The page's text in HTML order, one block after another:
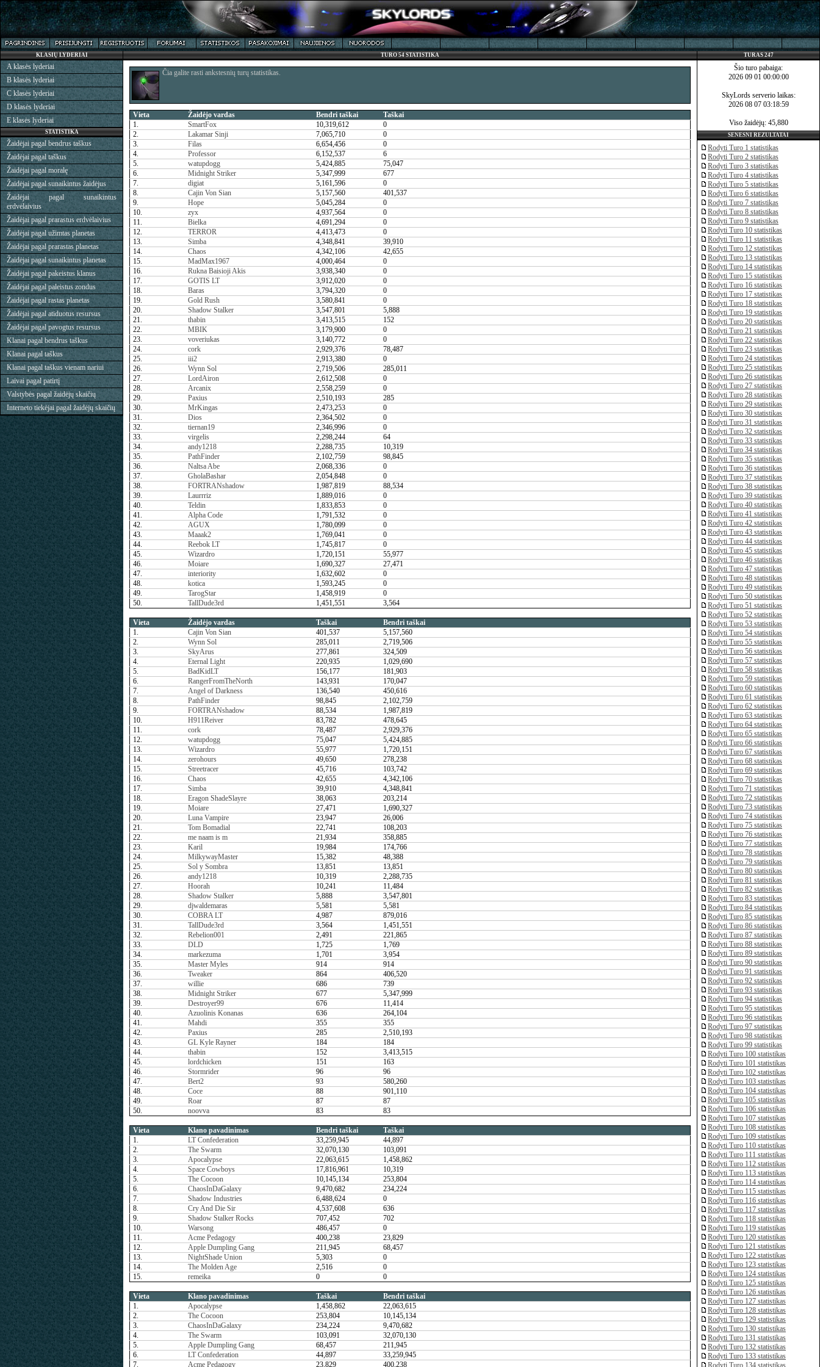
TURO 54 STATISTIKA
Čia galite rasti ankstesnių turų statistikas.
Vieta Žaidėjo vardas Bendri taškai
Taškai
1.
SmartFox 10,319,612
0
2.
Lakamar Sinji 7,065,710
0
3.
Filas 6,654,456
0
4.
Professor 6,152,537
6
5.
watupdogg 5,424,885
75,047
6.
Midnight Striker 5,347,999
677
7.
digiat 5,161,596
0
8.
Cajin Von Sian 5,157,560
401,537
9.
Hope 5,045,284
0
10.
zyx 4,937,564
0
11.
Bielka 4,691,294
0
12.
TERROR 4,413,473
0
13.
Simba 4,348,841
39,910
14.
Chaos 4,342,106
42,655
15.
MadMax1967 4,000,464
0
16.
Rukna Baisioji Akis 3,938,340
0
17.
GOTIS LT 3,912,020
0
18.
Baras 3,794,320
0
19.
Gold Rush 3,580,841
0
20.
Shadow Stalker 3,547,801
5,888
21.
thabin 3,413,515
152
22.
MBIK 3,179,900
0
23.
voveriukas 3,140,772
0
24.
cork 2,929,376
78,487
25.
iii2 2,913,380
0
26.
Wynn Sol 2,719,506
285,011
27.
LordAiron 2,612,508
0
28.
Arcanix 2,558,259
0
29.
Paxius 2,510,193
285
30.
MrKingas 2,473,253
0
31.
Dios 2,364,502
0
32.
tiernan19 2,346,996
0
33.
virgelis 2,298,244
64
34.
andy1218 2,288,735
10,319
35.
PathFinder 2,102,759
98,845
36.
Naltsa Abe 2,068,336
0
37.
GholaBashar 2,054,848
0
38.
FORTRANshadow 1,987,819
88,534
39.
Laurrriz 1,889,016
0
40.
Teldin 1,833,853
0
41.
Alpha Code 1,791,532
0
42.
AGUX 1,780,099
0
43.
Maaak2 1,769,041
0
44.
Reebok LT 1,745,817
0
45.
Wizardro 1,720,151
55,977
46.
Moiare 1,690,327
27,471
47.
interiority 1,632,602
0
48.
kotica 1,593,245
0
49.
TarogStar 1,458,919
0
50.
TallDude3rd 1,451,551 3,564
Vieta Žaidėjo vardas Taškai
Bendri taškai
1.
Cajin Von Sian 401,537
5,157,560
2.
Wynn Sol 285,011
2,719,506
3.
SkyArus 277,861
324,509
4.
Eternal Light 220,935
1,029,690
5.
BadKidLT 156,177
181,903
6.
RangerFromTheNorth 143,931
170,047
7.
Angel of Darkness 136,540
450,616
8.
PathFinder 98,845
2,102,759
9.
FORTRANshadow 88,534
1,987,819
10.
H911Reiver 83,782
478,645
11.
cork 78,487
2,929,376
12.
watupdogg 75,047
5,424,885
13.
Wizardro 55,977
1,720,151
14.
zerohours 49,650
278,238
15.
Streetracer 45,716
103,742
16.
Chaos 42,655
4,342,106
17.
Simba 39,910
4,348,841
18.
Eragon ShadeSlayre 38,063
203,214
19.
Moiare 27,471
1,690,327
20.
Luna Vampire 23,947
26,006
21.
Tom Bomadial 22,741
108,203
22.
me naam is m 21,934
358,885
23.
Karil 19,984
174,766
24.
MilkywayMaster 15,382
48,388
25.
Sol y Sombra 13,851
13,851
26.
andy1218 10,319
2,288,735
27.
Hoorah 10,241
11,484
28.
Shadow Stalker 5,888
3,547,801
29.
djwaldemaras 5,581
5,581
30.
COBRA LT 4,987
879,016
31.
TallDude3rd 3,564
1,451,551
32.
Rebelion001 2,491
221,865
33.
DLD 1,725
1,769
34.
markezuma 1,701
3,954
35.
Master Myles 914
914
36.
Tweaker 864
406,520
37.
willie 686
739
38.
Midnight Striker 677
5,347,999
39.
Destroyer99 676
11,414
40.
Azuolinis Konanas 636
264,104
41.
Mahdi 355
355
42.
Paxius 285
2,510,193
43.
GL Kyle Rayner 184
184
44.
thabin 152
3,413,515
45.
lordchicken 151
163
46.
Stormrider 96
96
47.
Bert2 93
580,260
48.
Coce 88
901,110
49.
Roar 87
87
50.
noovva 83 83
Vieta Klano pavadinimas Bendri taškai
Taškai
1.
LT Confederation 33,259,945
44,897
2.
The Swarm 32,070,130
103,091
3.
Apocalypse 22,063,615
1,458,862
4.
Space Cowboys 17,816,961
10,319
5.
The Cocoon 10,145,134
253,804
6.
ChaosInDaGalaxy 9,470,682
234,224
7.
Shadow Industries 6,488,624
0
8.
Cry And Die Sir 4,537,608
636
9.
Shadow Stalker Rocks 707,452
702
10.
Warsong 486,457
0
11.
Acme Pedagogy 400,238
23,829
12.
Apple Dumpling Gang 211,945
68,457
13.
NightShade Union 5,303
0
14.
The Molden Age 2,516
0
15.
remeika 0 0
Vieta Klano pavadinimas Taškai
Bendri taškai
1.
Apocalypse 1,458,862
22,063,615
2.
The Cocoon 253,804
10,145,134
3.
ChaosInDaGalaxy 234,224
9,470,682
4.
The Swarm 103,091
32,070,130
5.
Apple Dumpling Gang 68,457
211,945
6.
LT Confederation 44,897
33,259,945
7.
Acme Pedagogy 23,829 400,238
KLASIŲ LYDERIAI
A klasės lyderiai
B klasės lyderiai
C klasės lyderiai
D klasės lyderiai
E klasės lyderiai
STATISTIKA
Žaidėjai pagal bendrus taškus
Žaidėjai pagal taškus
Žaidėjai pagal moralę
Žaidėjai pagal sunaikintus žaidėjus
Žaidėjai pagal sunaikintus
erdvėlaivius
Žaidėjai pagal prarastus erdvėlaivius
Žaidėjai pagal užimtas planetas
Žaidėjai pagal prarastas planetas
Žaidėjai pagal sunaikintus planetas
Žaidėjai pagal pakeistus klanus
Žaidėjai pagal paleistus zondus
Žaidėjai pagal rastas planetas
Žaidėjai pagal atiduotus resursus
Žaidėjai pagal pavogtus resursus
Klanai pagal bendrus taškus
Klanai pagal taškus
Klanai pagal taškus vienam nariui
Laivai pagal patirtį
Valstybės pagal žaidėjų skaičių
Interneto tiekėjai pagal žaidėjų skaičių
TURAS 247
Šio turo pabaiga:
2026 09 01 00:00:00
SkyLords serverio laikas:
2026 08 07 03:18:59
Viso žaidėjų: 45,880
SENESNI REZULTATAI
Rodyti Turo 1 statistikas
Rodyti Turo 2 statistikas
Rodyti Turo 3 statistikas
Rodyti Turo 4 statistikas
Rodyti Turo 5 statistikas
Rodyti Turo 6 statistikas
Rodyti Turo 7 statistikas
Rodyti Turo 8 statistikas
Rodyti Turo 9 statistikas
Rodyti Turo 10 statistikas
Rodyti Turo 11 statistikas
Rodyti Turo 12 statistikas
Rodyti Turo 13 statistikas
Rodyti Turo 14 statistikas
Rodyti Turo 15 statistikas
Rodyti Turo 16 statistikas
Rodyti Turo 17 statistikas
Rodyti Turo 18 statistikas
Rodyti Turo 19 statistikas
Rodyti Turo 20 statistikas
Rodyti Turo 21 statistikas
Rodyti Turo 22 statistikas
Rodyti Turo 23 statistikas
Rodyti Turo 24 statistikas
Rodyti Turo 25 statistikas
Rodyti Turo 26 statistikas
Rodyti Turo 27 statistikas
Rodyti Turo 28 statistikas
Rodyti Turo 29 statistikas
Rodyti Turo 30 statistikas
Rodyti Turo 31 statistikas
Rodyti Turo 32 statistikas
Rodyti Turo 33 statistikas
Rodyti Turo 34 statistikas
Rodyti Turo 35 statistikas
Rodyti Turo 36 statistikas
Rodyti Turo 37 statistikas
Rodyti Turo 38 statistikas
Rodyti Turo 39 statistikas
Rodyti Turo 40 statistikas
Rodyti Turo 41 statistikas
Rodyti Turo 42 statistikas
Rodyti Turo 43 statistikas
Rodyti Turo 44 statistikas
Rodyti Turo 45 statistikas
Rodyti Turo 46 statistikas
Rodyti Turo 47 statistikas
Rodyti Turo 48 statistikas
Rodyti Turo 49 statistikas
Rodyti Turo 50 statistikas
Rodyti Turo 51 statistikas
Rodyti Turo 52 statistikas
Rodyti Turo 53 statistikas
Rodyti Turo 54 statistikas
Rodyti Turo 55 statistikas
Rodyti Turo 56 statistikas
Rodyti Turo 57 statistikas
Rodyti Turo 58 statistikas
Rodyti Turo 59 statistikas
Rodyti Turo 60 statistikas
Rodyti Turo 61 statistikas
Rodyti Turo 62 statistikas
Rodyti Turo 63 statistikas
Rodyti Turo 64 statistikas
Rodyti Turo 65 statistikas
Rodyti Turo 66 statistikas
Rodyti Turo 67 statistikas
Rodyti Turo 68 statistikas
Rodyti Turo 69 statistikas
Rodyti Turo 70 statistikas
Rodyti Turo 71 statistikas
Rodyti Turo 72 statistikas
Rodyti Turo 73 statistikas
Rodyti Turo 74 statistikas
Rodyti Turo 75 statistikas
Rodyti Turo 76 statistikas
Rodyti Turo 77 statistikas
Rodyti Turo 78 statistikas
Rodyti Turo 79 statistikas
Rodyti Turo 80 statistikas
Rodyti Turo 81 statistikas
Rodyti Turo 82 statistikas
Rodyti Turo 83 statistikas
Rodyti Turo 84 statistikas
Rodyti Turo 85 statistikas
Rodyti Turo 86 statistikas
Rodyti Turo 87 statistikas
Rodyti Turo 88 statistikas
Rodyti Turo 89 statistikas
Rodyti Turo 90 statistikas
Rodyti Turo 91 statistikas
Rodyti Turo 92 statistikas
Rodyti Turo 93 statistikas
Rodyti Turo 94 statistikas
Rodyti Turo 95 statistikas
Rodyti Turo 96 statistikas
Rodyti Turo 97 statistikas
Rodyti Turo 98 statistikas
Rodyti Turo 99 statistikas
Rodyti Turo 100 statistikas
Rodyti Turo 101 statistikas
Rodyti Turo 102 statistikas
Rodyti Turo 103 statistikas
Rodyti Turo 104 statistikas
Rodyti Turo 105 statistikas
Rodyti Turo 106 statistikas
Rodyti Turo 107 statistikas
Rodyti Turo 108 statistikas
Rodyti Turo 109 statistikas
Rodyti Turo 110 statistikas
Rodyti Turo 111 statistikas
Rodyti Turo 112 statistikas
Rodyti Turo 113 statistikas
Rodyti Turo 114 statistikas
Rodyti Turo 115 statistikas
Rodyti Turo 116 statistikas
Rodyti Turo 117 statistikas
Rodyti Turo 118 statistikas
Rodyti Turo 119 statistikas
Rodyti Turo 120 statistikas
Rodyti Turo 121 statistikas
Rodyti Turo 122 statistikas
Rodyti Turo 123 statistikas
Rodyti Turo 124 statistikas
Rodyti Turo 125 statistikas
Rodyti Turo 126 statistikas
Rodyti Turo 127 statistikas
Rodyti Turo 128 statistikas
Rodyti Turo 129 statistikas
Rodyti Turo 130 statistikas
Rodyti Turo 131 statistikas
Rodyti Turo 132 statistikas
Rodyti Turo 133 statistikas
Rodyti Turo 134 statistikas